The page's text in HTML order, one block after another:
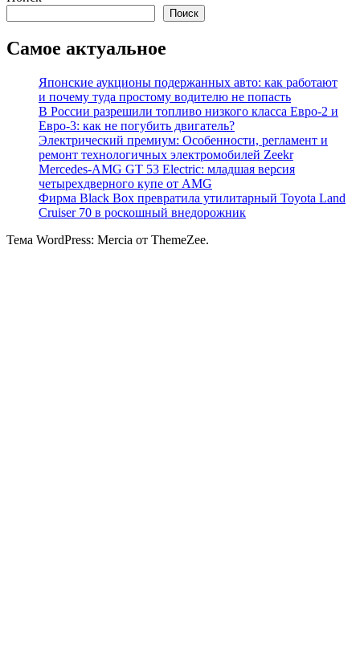
Поиск
Самое актуальное
Японские аукционы подержанных авто: как работают
и почему туда простому водителю не попасть
В России разрешили топливо низкого класса Евро-2 и
Евро-3: как не погубить двигатель?
Электрический премиум: Особенности, регламент и
ремонт технологичных электромобилей Zeekr
Mercedes-AMG GT 53 Electric: младшая версия
четырехдверного купе от AMG
Фирма Black Box превратила утилитарный Toyota Land
Cruiser 70 в роскошный внедорожник
Тема WordPress: Mercia от ThemeZee.